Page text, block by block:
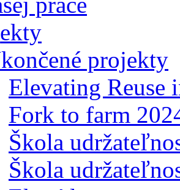
projekty
Elevating Reuse
Fork to farm
Škola
Škola